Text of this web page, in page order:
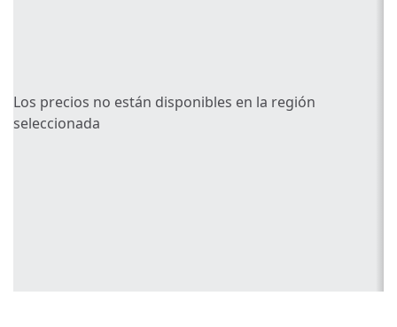
Los precios no están disponibles en la región
seleccionada